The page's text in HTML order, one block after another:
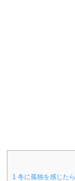
1 冬に孤独を感じたら